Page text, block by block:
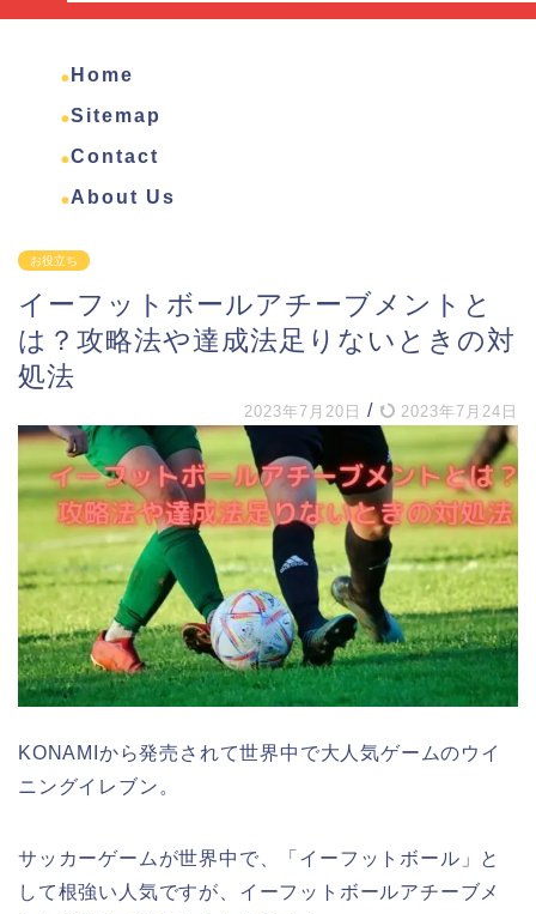
Home
Sitemap
Contact
About Us
お役立ち
イーフットボールアチーブメントと
は？攻略法や達成法足りないときの対
処法
2023年7月20日 / 2023年7月24日
KONAMIから発売されて世界中で大人気ゲームのウイ
ニングイレブン。
サッカーゲームが世界中で、「イーフットボール」と
して根強い人気ですが、イーフットボールアチーブメ